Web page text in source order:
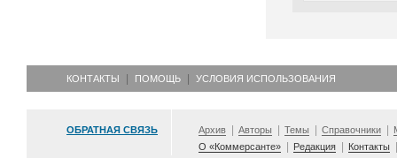
КОНТАКТЫ ПОМОЩЬ УСЛОВИЯ ИСПОЛЬЗОВАНИЯ
ОБРАТНАЯ СВЯЗЬ Архив Авторы Темы Справочники
О «Коммерсанте»
Редакция Контакты